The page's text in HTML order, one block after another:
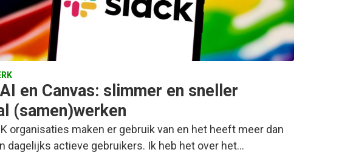
en Canvas: slimmer en sneller
(samen)werken
organisaties maken er gebruik van en het heeft meer dan
dagelijks actieve gebruikers. Ik heb het over het…